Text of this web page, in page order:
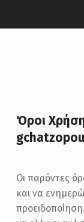
Όροι
Οι παρόντες
και να